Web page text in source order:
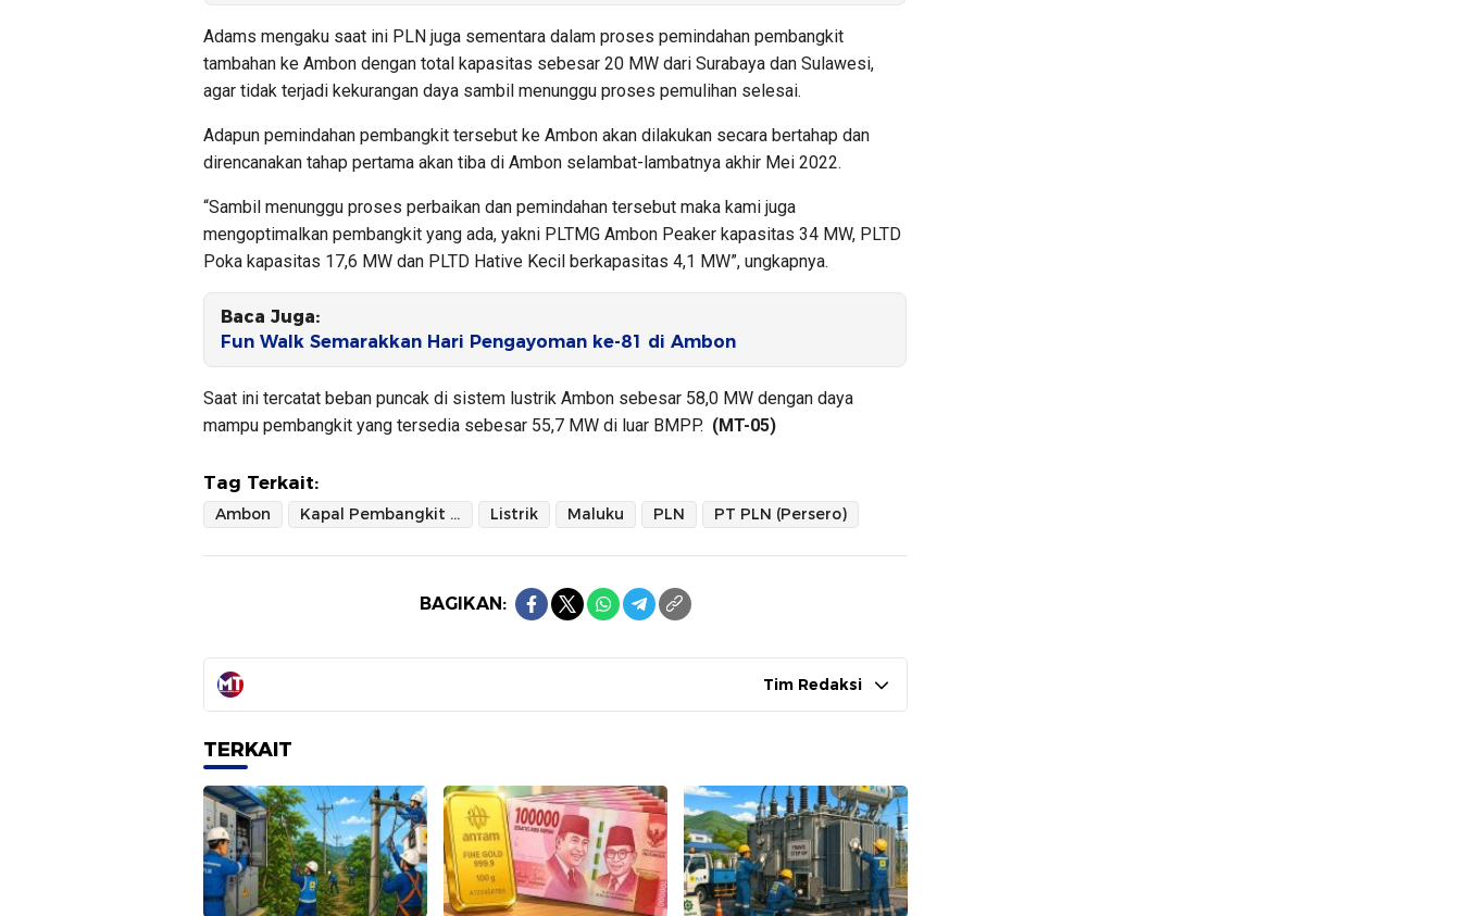
Adams mengaku saat ini PLN juga sementara dalam proses pemindahan pembangkit
tambahan ke Ambon dengan total kapasitas sebesar 20 MW dari Surabaya dan Sulawesi,
agar tidak terjadi kekurangan daya sambil menunggu proses pemulihan selesai.
Adapun pemindahan pembangkit tersebut ke Ambon akan dilakukan secara bertahap dan
direncanakan tahap pertama akan tiba di Ambon selambat-lambatnya akhir Mei 2022.
“Sambil menunggu proses perbaikan dan pemindahan tersebut maka kami juga
mengoptimalkan pembangkit yang ada, yakni PLTMG Ambon Peaker kapasitas 34 MW, PLTD
Poka kapasitas 17,6 MW dan PLTD Hative Kecil berkapasitas 4,1 MW”, ungkapnya.
Baca Juga:
Fun Walk Semarakkan Hari Pengayoman ke-81 di Ambon
Saat ini tercatat beban puncak di sistem lustrik Ambon sebesar 58,0 MW dengan daya
mampu pembangkit yang tersedia sebesar 55,7 MW di luar BMPP. (MT-05)
Tag Terkait:
Ambon Kapal Pembangkit BMPP Nusantara 1 Listrik Maluku PLN PT PLN (Persero)
BAGIKAN:
Tim Redaksi
TERKAIT